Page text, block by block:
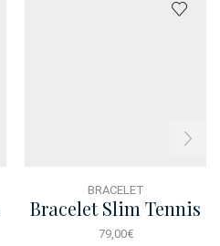
BRACELET
Bracelet Slim Tennis
Rainbow Charms
79,00€